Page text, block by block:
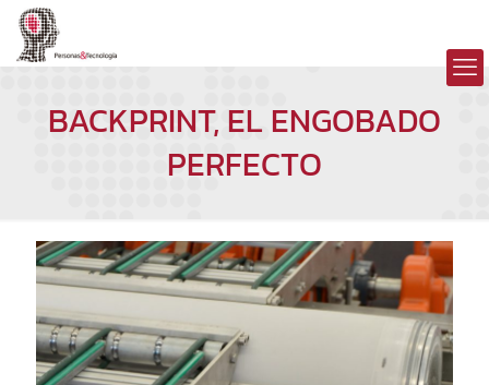
BACKPRINT, EL ENGOBADO
PERFECTO